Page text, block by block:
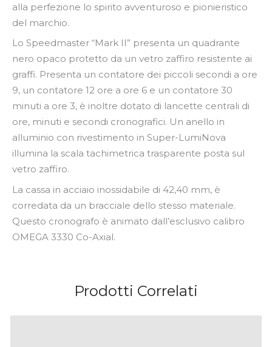
alla perfezione lo spirito avventuroso e pionieristico
del marchio.
Lo Speedmaster “Mark II” presenta un quadrante
nero opaco protetto da un vetro zaffiro resistente ai
graffi. Presenta un contatore dei piccoli secondi a ore
9, un contatore 12 ore a ore 6 e un contatore 30
minuti a ore 3, è inoltre dotato di lancette centrali di
ore, minuti e secondi cronografici. Un anello in
alluminio con rivestimento in Super-LumiNova
illumina la scala tachimetrica trasparente posta sul
vetro zaffiro.
La cassa in acciaio inossidabile di 42,40 mm, è
corredata da un bracciale dello stesso materiale.
Questo cronografo è animato dall’esclusivo calibro
OMEGA 3330 Co-Axial.
Prodotti Correlati